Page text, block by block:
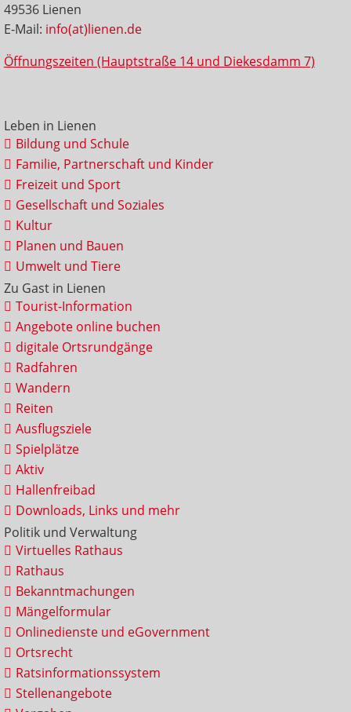
49536 Lienen
E-Mail: info(at)lienen.de
Öffnungszeiten (Hauptstraße 14 und Diekesdamm 7)
Leben in Lienen
Bildung und Schule
Familie, Partnerschaft und Kinder
Freizeit und Sport
Gesellschaft und Soziales
Kultur
Planen und Bauen
Umwelt und Tiere
Zu Gast in Lienen
Tourist-Information
Angebote online buchen
digitale Ortsrundgänge
Radfahren
Wandern
Reiten
Ausflugsziele
Spielplätze
Aktiv
Hallenfreibad
Downloads, Links und mehr
Politik und Verwaltung
Virtuelles Rathaus
Rathaus
Bekanntmachungen
Mängelformular
Onlinedienste und eGovernment
Ortsrecht
Ratsinformationssystem
Stellenangebote